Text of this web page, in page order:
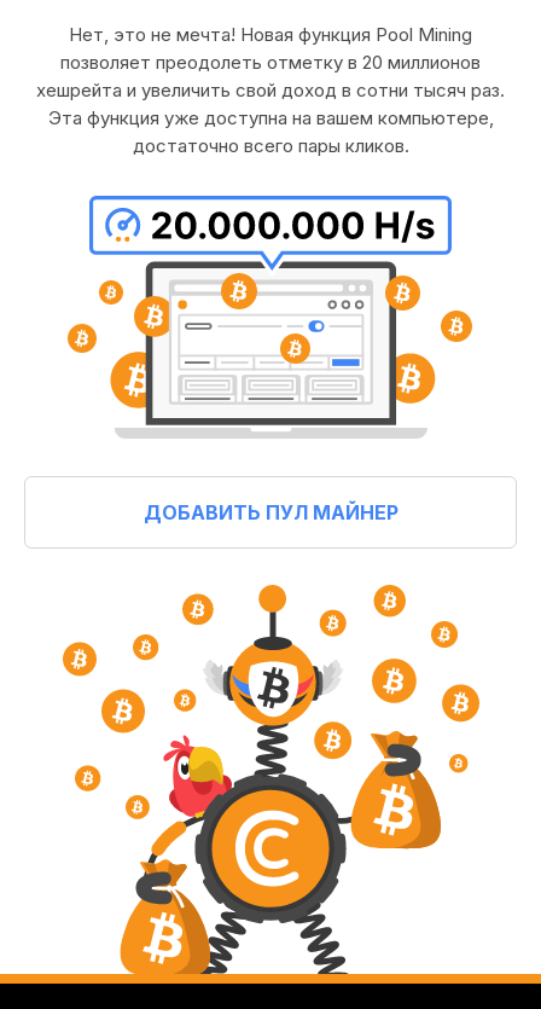
Нет, это не мечта! Новая функция Pool Mining
позволяет преодолеть отметку в 20 миллионов
хешрейта и увеличить свой доход в сотни тысяч раз.
Эта функция уже доступна на вашем компьютере,
достаточно всего пары кликов.
ДОБАВИТЬ ПУЛ МАЙНЕР